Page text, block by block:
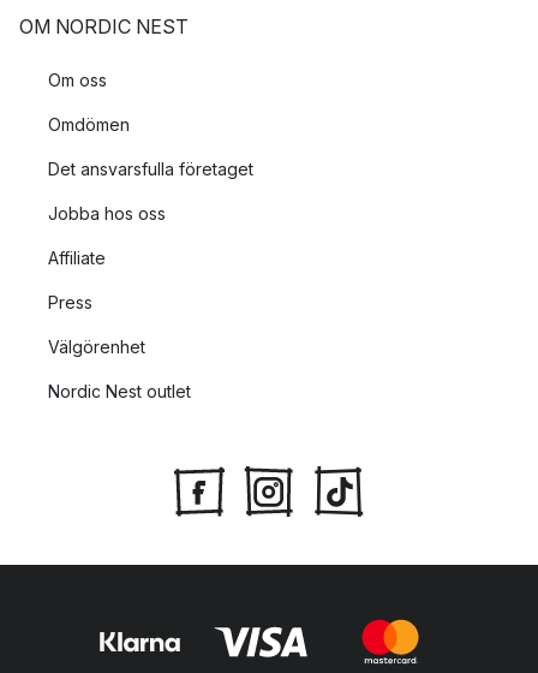
OM NORDIC NEST
Om oss
Omdömen
Det ansvarsfulla företaget
Jobba hos oss
Affiliate
Press
Välgörenhet
Nordic Nest outlet